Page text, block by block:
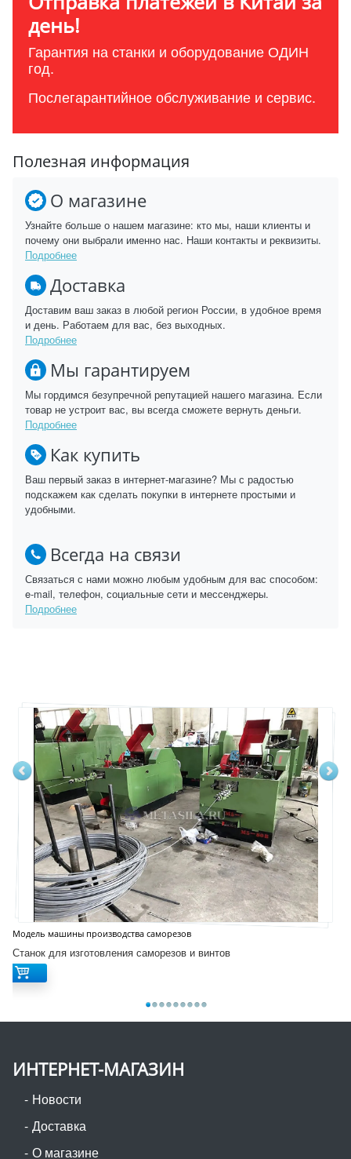
день!
Гарантия на станки и оборудование ОДИН
год.
Послегарантийное обслуживание и сервис.
Полезная информация
О магазине
Узнайте больше о нашем магазине: кто мы, наши клиенты и
почему они выбрали именно нас. Наши контакты и реквизиты.
Подробнее
Доставка
Доставим ваш заказ в любой регион России, в удобное время
и день. Работаем для вас, без выходных.
Подробнее
Мы гарантируем
Мы гордимся безупречной репутацией нашего магазина. Если
товар не устроит вас, вы всегда сможете вернуть деньги.
Подробнее
Как купить
Ваш первый заказ в интернет-магазине? Мы с радостью
подскажем как сделать покупки в интернете простыми и
удобными.
Всегда на связи
Связаться с нами можно любым удобным для вас способом:
e-mail, телефон, социальные сети и мессенджеры.
Подробнее
Модель машины производства саморезов
Станок для изготовления саморезов и винтов
ИНТЕРНЕТ-МАГАЗИН
Новости
Доставка
О магазине